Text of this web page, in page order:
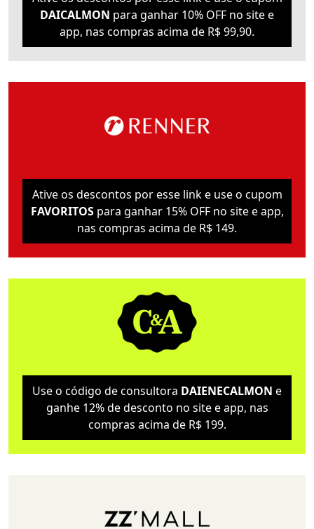
DAICALMON para ganhar 10% OFF no site e
app, nas compras acima de R$ 99,90.
Ative os descontos por esse link e use o cupom
FAVORITOSpara ganhar 15% OFF no site e app,
nas compras acima de R$ 149.
Use o código de consultora DAIENECALMON e
ganhe 12% de desconto no site e app, nas
compras acima de R$ 199.